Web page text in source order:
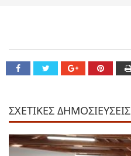
ΣΧΕΤΙΚΕΣ ΔΗΜΟΣΙΕΥΣΕΙΣ